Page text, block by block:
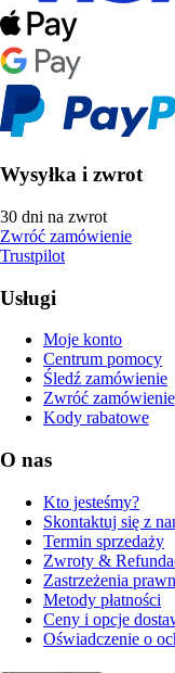
Wysyłka i zwrot
30 dni na zwrot
Zwróć zamówienie
Trustpilot
Usługi
Moje konto
Centrum pomocy
Śledź zamówienie
Zwróć zamówienie
Kody rabatowe
O nas
Kto jesteśmy?
Skontaktuj się z
Termin sprzedaży
Zwroty &
Zastrzeżenia
Metody płatności
Ceny i opcje
Oświadczenie o